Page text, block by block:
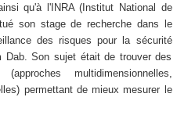
qu'à l'INRA (Institut National de
son stage de recherche dans le
des risques pour la sécurité
Dab. Son sujet était de trouver des
multidimensionnelles,
permettant de mieux mesurer le